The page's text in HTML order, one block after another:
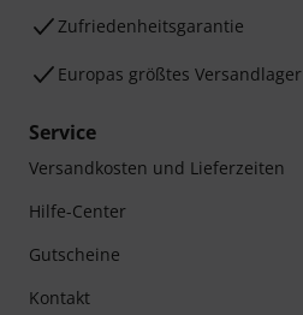
Zufriedenheitsgarantie
Europas größtes Versandlager
Service
Versandkosten und Lieferzeiten
Hilfe-Center
Gutscheine
Kontakt